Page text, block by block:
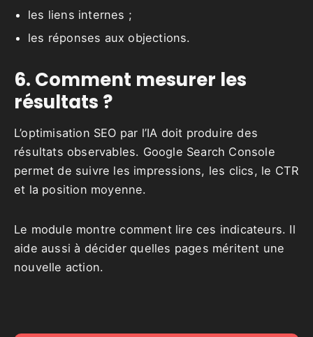
les liens internes ;
les réponses aux objections.
6. Comment mesurer les
résultats ?
L’optimisation SEO par l’IA doit produire des
résultats observables. Google Search Console
permet de suivre les impressions, les clics, le CTR
et la position moyenne.
Le module montre comment lire ces indicateurs. Il
aide aussi à décider quelles pages méritent une
nouvelle action.